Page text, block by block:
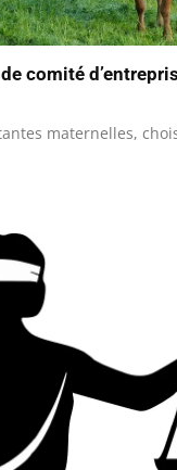
comité
maternelles,